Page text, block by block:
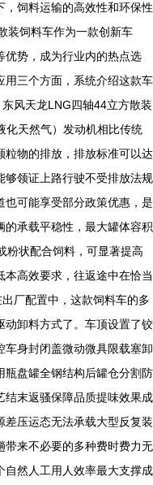
饲料运输的高效性和环保性
装饲料车作为一款创新车
优势，成为行业内的热点选
用三个方面，系统介绍这款车
风天龙LNG四轴44立方散装
化天然气）发动机相比传统
粒物的排放，排放标准可以达
够领证上路行驶不受排放法规
也可能享受部分政策优惠，是
承载平稳性，最大罐体容积
粉状配合饲料，可显著提高
高效要求，往返途中在恰当
厂配置中，这款饲料车的多
动卸料方式了。车顶设置了铰
身封闭盖微动微具限载塞卸
瓶盘罐全钢结构后罐仓分割防
结末返骚保障品质提味效果成
压运态无法承载大型反复装
带来不必要的多种费时费力无
自然人工用人效率最大支撑成